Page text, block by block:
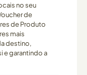
no seu
de
de Produto
mais
destino,
e garantindo a